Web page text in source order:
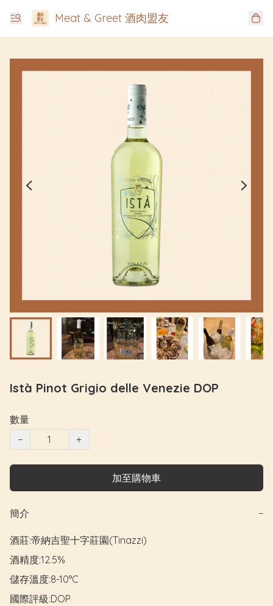
Meat & Greet 酒肉盟友
Istà Pinot Grigio delle Venezie DOP
數量
−
+
加至購物車
簡介 −
酒莊:帝納吉聖十字莊園(Tinazzi)
酒精度:12.5%
儲存溫度:8-10°C
國際評級:DOP